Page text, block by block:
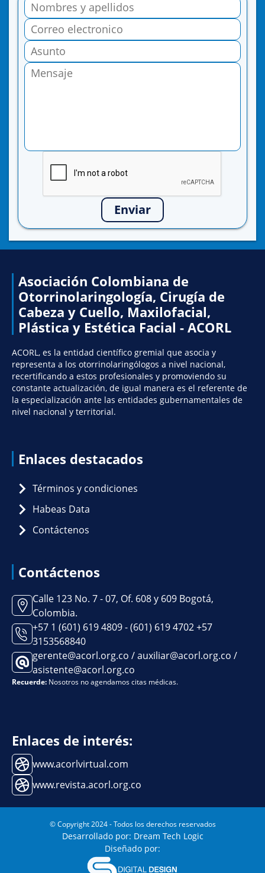
Enviar
Asociación Colombiana de
Otorrinolaringología, Cirugía de
Cabeza y Cuello, Maxilofacial,
Plástica y Estética Facial - ACORL
ACORL, es la entidad científico gremial que asocia y
representa a los otorrinolaringólogos a nivel nacional,
recertificando a estos profesionales y promoviendo su
constante actualización, de igual manera es el referente de
la especialización ante las entidades gubernamentales de
nivel nacional y territorial.
Enlaces destacados
Términos y condiciones
Habeas Data
Contáctenos
Contáctenos
Calle 123 No. 7 - 07, Of. 608 y 609 Bogotá,
Colombia.
+57 1 (601) 619 4809 - (601) 619 4702 +57
3153568840
gerente@acorl.org.co / auxiliar@acorl.org.co /
asistente@acorl.org.co
Recuerde: Nosotros no agendamos citas médicas.
Enlaces de interés:
www.acorlvirtual.com
www.revista.acorl.org.co
© Copyright 2024 - Todos los derechos reservados
Desarrollado por: Dream Tech Logic
Diseñado por: